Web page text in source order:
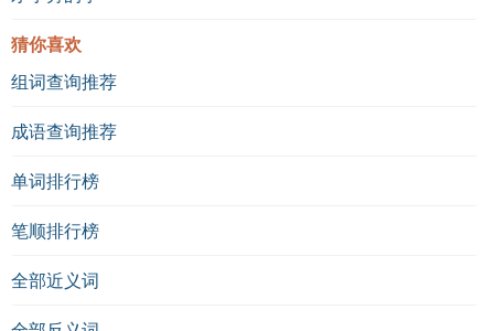
猜你喜欢
组词查询推荐
成语查询推荐
单词排行榜
笔顺排行榜
全部近义词